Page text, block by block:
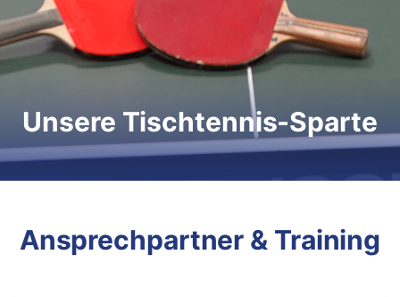
Unsere Tischtennis-Sparte
Ansprechpartner & Training